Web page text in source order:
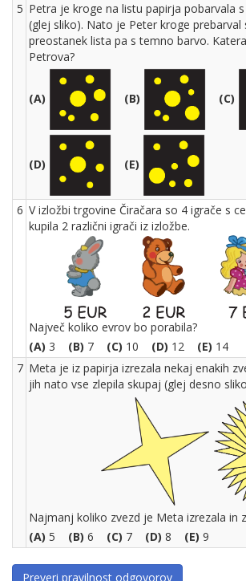
5 Petra je kroge na listu papirja pobarvala
(glej sliko). Nato je Peter kroge prebarval
preostanek lista pa s temno barvo.
Petrova?
(A) (B) (C)
(D) (E)
6 V izložbi trgovine Čiračara so 4 igrače s
kupila 2 različni igrači iz izložbe.
Največ koliko evrov bo porabila?
(A) 3 (B) 7 (C) 10 (D) 12 (E) 14
7 Meta je iz papirja izrezala nekaj enakih
jih nato vse zlepila skupaj (glej desno
Najmanj koliko zvezd je Meta izrezala in
(A) 5 (B) 6 (C) 7 (D) 8 (E) 9